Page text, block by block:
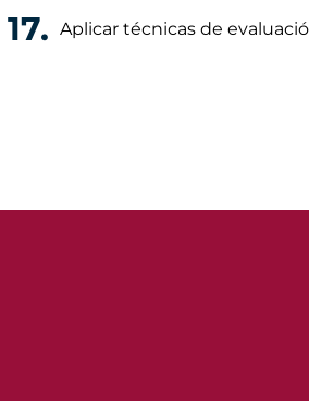
17. Aplicar técnicas de